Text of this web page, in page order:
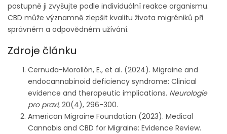
postupně ji zvyšujte podle individuální reakce organismu.
CBD může významně zlepšit kvalitu života migréniků při
správném a odpovědném užívání.
Zdroje článku
Cernuda-Morollón, E., et al. (2024). Migraine and
endocannabinoid deficiency syndrome: Clinical
evidence and therapeutic implications. Neurologie
pro praxi, 20(4), 296-300.
American Migraine Foundation (2023). Medical
Cannabis and CBD for Migraine: Evidence Review.